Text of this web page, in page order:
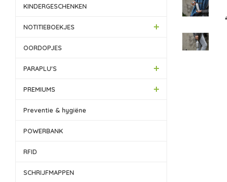
KINDERGESCHENKEN
NOTITIEBOEKJES
OORDOPJES
PARAPLU'S
PREMIUMS
Preventie & hygiëne
POWERBANK
RFID
SCHRIJFMAPPEN